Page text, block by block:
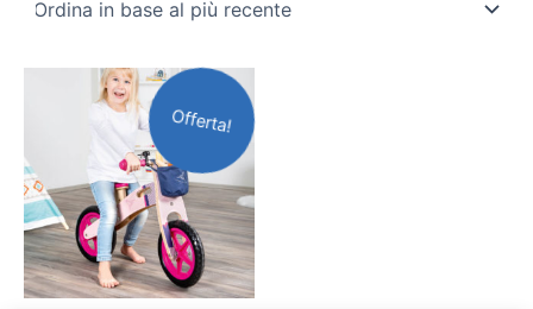
Offerta!
prezzo
originale
110,00€.
Il
prezzo
attuale
è:
89,90€.